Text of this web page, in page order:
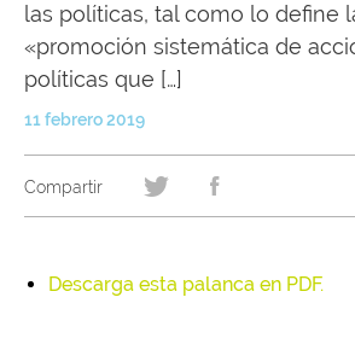
las políticas, tal como lo define
«promoción sistemática de
políticas que […]
11 febrero 2019
Descarga esta palanca en PDF.